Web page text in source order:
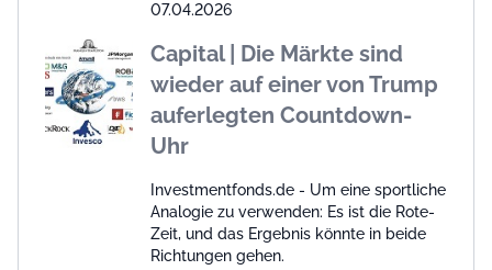
07.04.2026
Capital | Die Märkte sind
wieder auf einer von Trump
auferlegten Countdown-
Uhr
Investmentfonds.de - Um eine sportliche
Analogie zu verwenden: Es ist die Rote-
Zeit, und das Ergebnis könnte in beide
Richtungen gehen.